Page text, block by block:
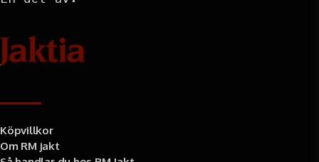
Köpvillkor
Om RM jakt